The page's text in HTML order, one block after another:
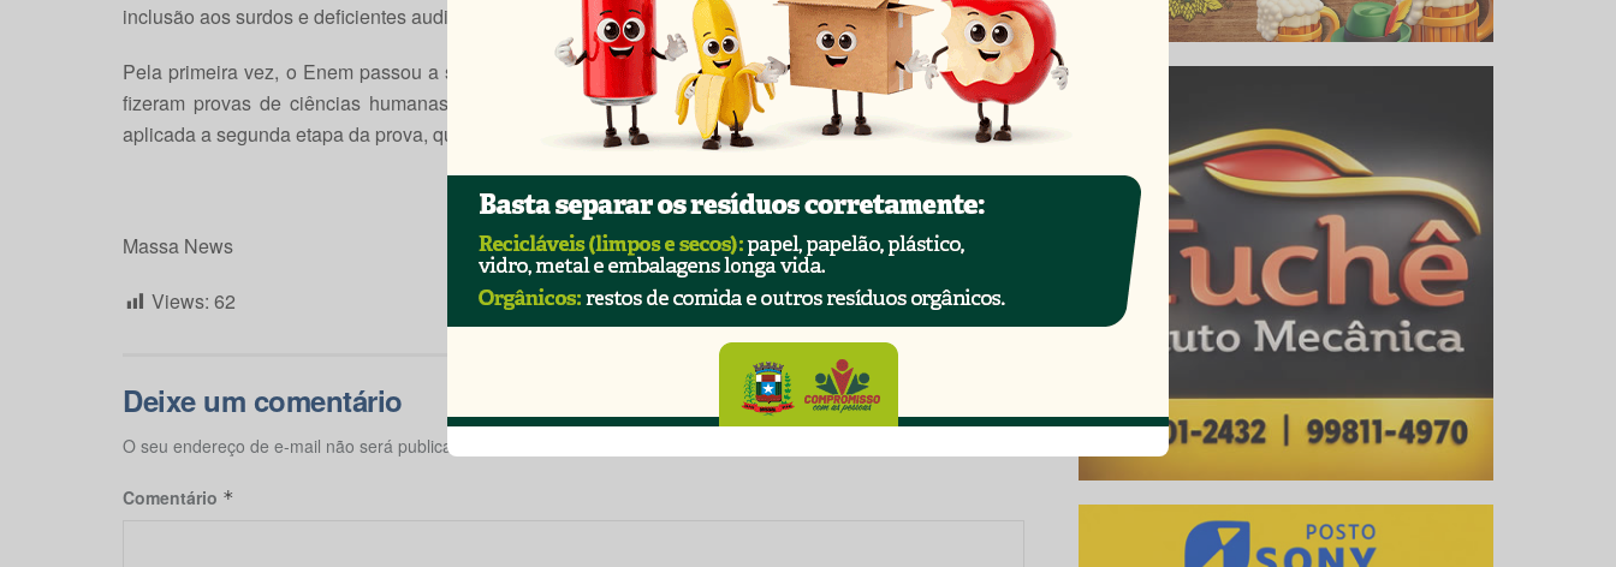
inclusão aos surdos e deficientes auditivos nas escolas brasileiras.
Pela primeira vez, o Enem passou a ser realizado em dois finais de semana. Neste domingo, os alunos
fizeram provas de ciências humanas e linguagens, além da redação. No próximo domingo (12), será
aplicada a segunda etapa da prova, que é sobre matemática e ciências da natureza.
Massa News
Views: 62
Deixe um comentário
O seu endereço de e-mail não será publicado.
Comentário *